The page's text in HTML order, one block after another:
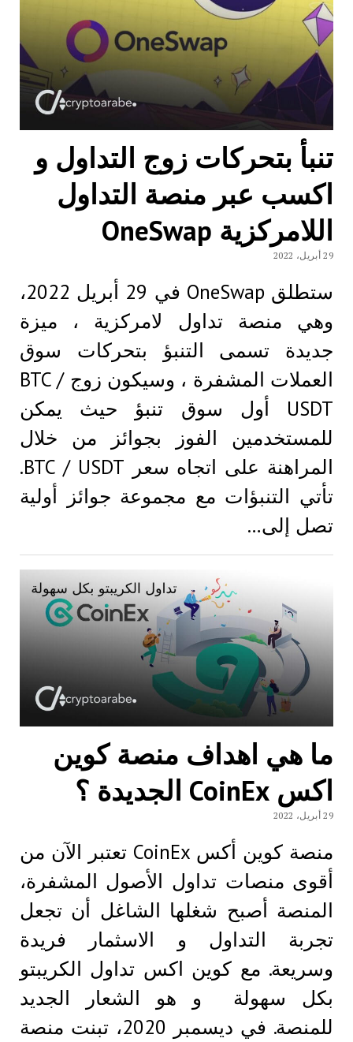
تنبأ بتحركات زوج التداول و
اكسب عبر منصة التداول
اللامركزية OneSwap
29 أبريل، 2022
ستطلق OneSwap في 29 أبريل 2022،
وهي منصة تداول لامركزية ، ميزة
جديدة تسمى التنبؤ بتحركات سوق
العملات المشفرة ، وسيكون زوج BTC /
USDT أول سوق تنبؤ حيث يمكن
للمستخدمين الفوز بجوائز من خلال
المراهنة على اتجاه سعر BTC / USDT.
تأتي التنبؤات مع مجموعة جوائز أولية
تصل إلى…
ما هي اهداف منصة كوين
اكس CoinEx الجديدة ؟
29 أبريل، 2022
منصة كوين أكس CoinEx تعتبر الآن من
أقوى منصات تداول الأصول المشفرة،
المنصة أصبح شغلها الشاغل أن تجعل
تجربة التداول و الاسثمار فريدة
وسريعة. مع كوين اكس تداول الكريبتو
بكل سهولة و هو الشعار الجديد
للمنصة. في ديسمبر 2020، تبنت منصة